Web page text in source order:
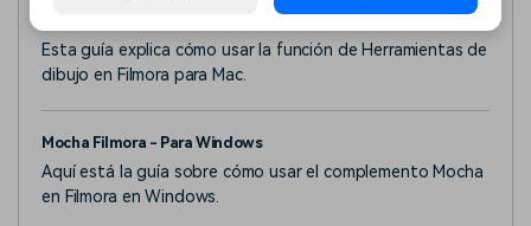
Esta guía explica cómo usar la función de Herramientas de
dibujo en Filmora para Mac.
Mocha Filmora - Para Windows
Aquí está la guía sobre cómo usar el complemento Mocha
en Filmora en Windows.